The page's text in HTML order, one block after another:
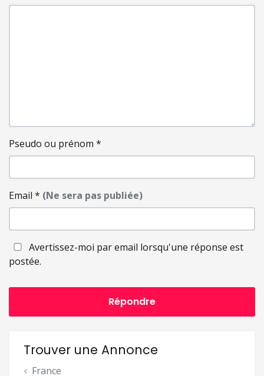
Pseudo ou prénom *
Email * (Ne sera pas publiée)
Avertissez-moi par email lorsqu'une réponse est
postée.
Répondre
Trouver une Annonce
France